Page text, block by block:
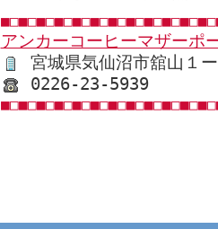
アンカーコーヒーマザーポ
宮城県気仙沼市舘山１
0226-23-5939